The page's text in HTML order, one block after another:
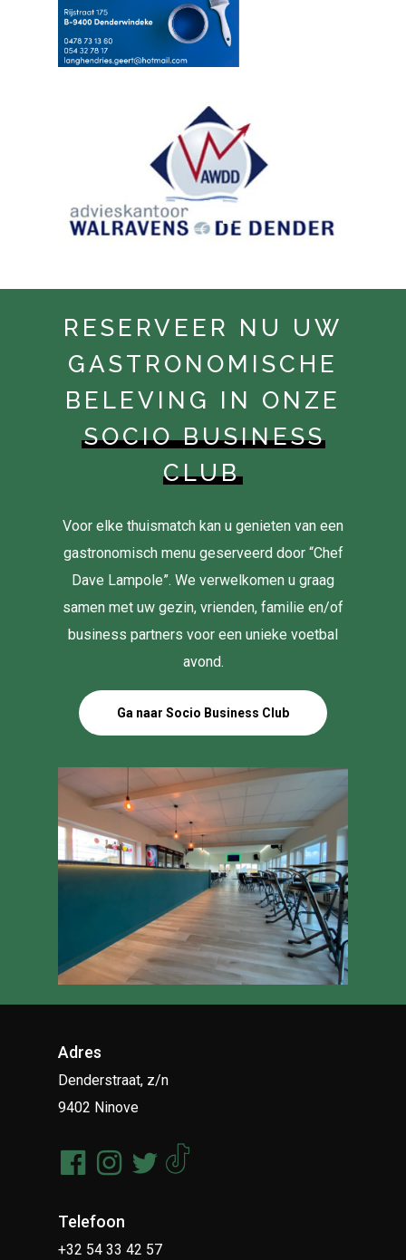
RESERVEER NU UW
GASTRONOMISCHE
BELEVING IN ONZE
SOCIO BUSINESS
CLUB
Voor elke thuismatch kan u genieten van een
gastronomisch menu geserveerd door “Chef
Dave Lampole”. We verwelkomen u graag
samen met uw gezin, vrienden, familie en/of
business partners voor een unieke voetbal
avond.
Ga naar Socio Business Club
Adres
Denderstraat, z/n
9402 Ninove
Telefoon
+32 54 33 42 57